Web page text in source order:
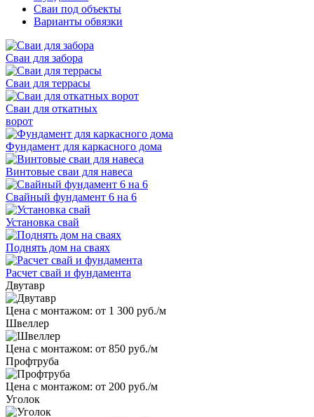
Сваи под объекты
Варианты обвязки
Сваи для забора
Сваи для террасы
Сваи для откатных
ворот
Фундамент для каркасного дома
Винтовые сваи для навеса
Свайный фундамент 6 на 6
Установка свай
Поднять дом на сваях
Расчет свай и фундамента
Двутавр
Цена с монтажом: от 1 300 руб./м
Швеллер
Цена с монтажом: от 850 руб./м
Профтруба
Цена с монтажом: от 200 руб./м
Уголок